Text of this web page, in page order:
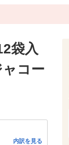
袋入
コー
内訳を見る